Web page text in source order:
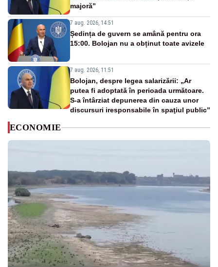
majoră”
7 aug. 2026, 14:51
Ședința de guvern se amână pentru ora
15:00. Bolojan nu a obținut toate avizele
7 aug. 2026, 11:51
Bolojan, despre legea salarizării: „Ar
putea fi adoptată în perioada următoare.
S-a întârziat depunerea din cauza unor
discursuri iresponsabile în spaţiul public”
ECONOMIE